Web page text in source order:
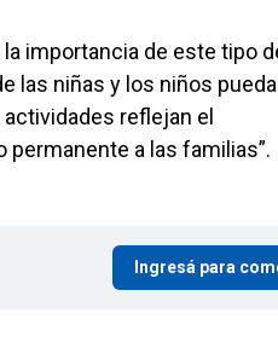
importancia de este tipo
las niñas y los niños
reflejan el
a las familias”.
Ingresá para